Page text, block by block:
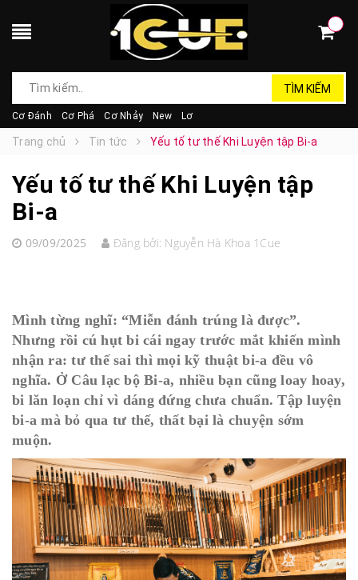
TÌM KIẾM
Cơ Đánh Cơ Phá Cơ Nhảy New Lơ
Trang chủ Tin tức Yếu tố tư thế Khi Luyện tập Bi-a
Yếu tố tư thế Khi Luyện tập
Bi-a
09/09/2025 Đăng bởi: Nguyễn Hà Khoa 1Cue
Mình từng nghĩ: “Miễn đánh trúng là được”.
Nhưng rồi cú hụt bi cái ngay trước mắt khiến mình
nhận ra: tư thế sai thì mọi kỹ thuật bi-a đều vô
nghĩa. Ở Câu lạc bộ Bi-a, nhiều bạn cũng loay hoay,
bi lăn loạn chỉ vì dáng đứng chưa chuẩn. Tập luyện
bi-a mà bỏ qua tư thế, thất bại là chuyện sớm
muộn.